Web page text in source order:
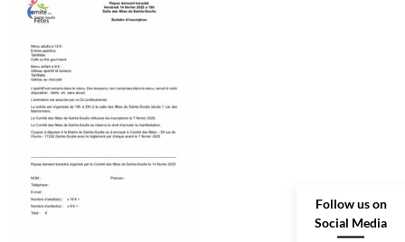
Follow us on
Social Media